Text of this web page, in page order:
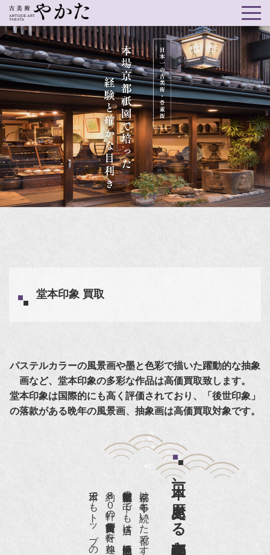
堂本印象 買取
パステルカラーの風景画や墨と色彩で描いた躍動的な抽象
画など、堂本印象の多彩な作品は高価買取致します。
堂本印象は国際的にも高く評価されており、「後世印象」
の落款がある晩年の風景画、抽象画は高価買取対象です。
日本一、歴史ある
京都は千年も続いた都です。
約８０軒の古美術骨董商が軒を連ねる、